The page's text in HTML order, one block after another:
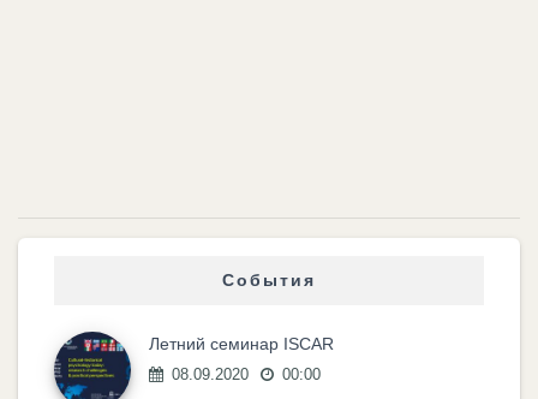
События
Летний семинар ISCAR
08.09.2020 00:00